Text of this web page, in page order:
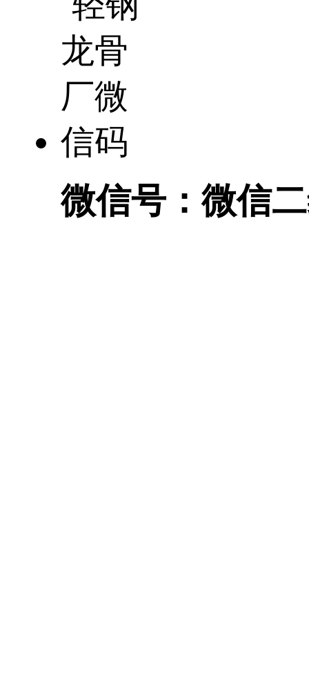
微信号：微信